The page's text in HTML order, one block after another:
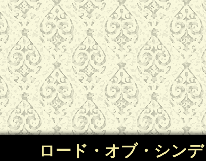
ロード・オブ・シン